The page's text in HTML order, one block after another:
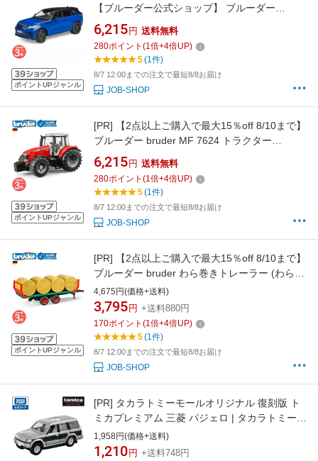
ポイントUPジャンル
【ブルーダー公式ショップ】 ブルーダー
bruder Range Rover ヴェラール bruder-02880
| レンジローバー ミニカー 青い車 車のおもちゃ
子供 大人 インテリア プレゼント 誕生日
6,215 円 送料無料
280ポイント (1倍+4倍UP)
5(1件)
8/7 12:00までの注文で最短8/8お届け
JOB-SHOP
ポイントUPジャンル
[PR]
【2点以上ご購入で最大15％off 8/10まで】
ブルーダー bruder MF 7624 トラクター
bruder-03046 | マッセイ・ファーガソン 農業
農機 はたらくくるま おもちゃ 車オモチャ 働く
車 男の子おもちゃ 車 子供 車のおもちゃ 3
6,215 円 送料無料
280ポイント (1倍+4倍UP)
5(1件)
8/7 12:00までの注文で最短8/8お届け
JOB-SHOP
ポイントUPジャンル
[PR]
【2点以上ご購入で最大15％off 8/10まで】
ブルーダー bruder わら巻きトレーラー (わら8
個付き) bruder-02220 | トラクター取付 牽引 連
結 トレーラー おもちゃ 麦稈ロール 牧草ロール
農機具 働く車 男の子おもちゃ 車玩具
4,675円(価格+送料)
3,795 円 +送料880円
170ポイント (1倍+4倍UP)
5(1件)
8/7 12:00までの注文で最短8/8お届け
JOB-SHOP
[PR] タカラトミーモールオリジナル 復刻版 ト
ミカプレミアム 三菱 パジェロ | タカラトミー
トミカ tomica おもちゃ こども 子供 ミニカー
車 くるま 乗り物 ギフト
1,958円(価格+送料)
1,210 円 +送料748円